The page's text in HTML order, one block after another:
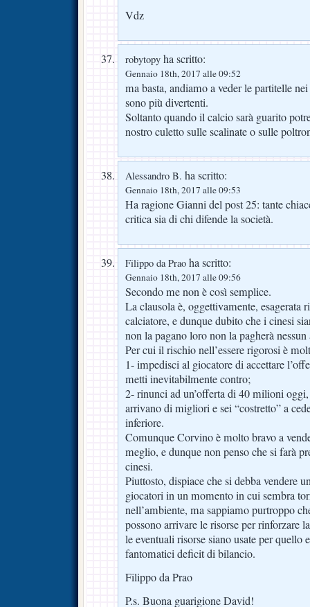
Vdz
robytopy ha scritto:
Gennaio 18th, 2017 alle 09:52
ma basta, andiamo a veder le partitelle
sono più divertenti.
Soltanto quando il calcio sarà guarito
nostro culetto sulle scalinate o sulle
Alessandro B. ha scritto:
Gennaio 18th, 2017 alle 09:53
Ha ragione Gianni del post 25: tante
critica sia di chi difende la società.
Filippo da Prao ha scritto:
Gennaio 18th, 2017 alle 09:56
Secondo me non è così semplice.
La clausola è, oggettivamente, esagerata
calciatore, e dunque dubito che i cinesi
non la pagano loro non la pagherà
Per cui il rischio nell’essere rigorosi è
1- impedisci al giocatore di accettare
metti inevitabilmente contro;
2- rinunci ad un’offerta di 40 milioni
arrivano di migliori e sei “costretto” a
inferiore.
Comunque Corvino è molto bravo a
meglio, e dunque non penso che si farà
cinesi.
Piuttosto, dispiace che si debba vendere
giocatori in un momento in cui sembra
nell’ambiente, ma sappiamo purtroppo
possono arrivare le risorse per rinforzare
le eventuali risorse siano usate per quello
fantomatici deficit di bilancio.
Filippo da Prao
P.s. Buona guarigione David!